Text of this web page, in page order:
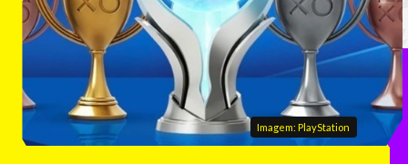
Imagem: PlayStation